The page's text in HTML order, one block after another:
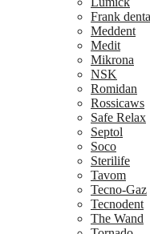
Frank
Meddent
Medit
Mikrona
NSK
Romidan
Rossicaws
Safe Relax
Septol
Soco
Sterilife
Tavom
Tecno-Gaz
Tecnodent
The Wand